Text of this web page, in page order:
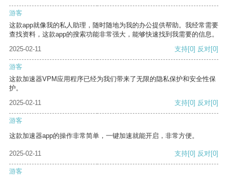
游客
这款app就像我的私人助理，随时随地为我的办公提供帮助。我经常需要
查找资料，这款app的搜索功能非常强大，能够快速找到我需要的信息。
2025-02-11
支持[0] 反对[0]
游客
这款加速器VPM应用程序已经为我们带来了无限的隐私保护和安全性保
护。
2025-02-11
支持[0] 反对[0]
游客
这款加速器app的操作非常简单，一键加速就能开启，非常方便。
2025-02-11 支持[0] 反对[0]
游客